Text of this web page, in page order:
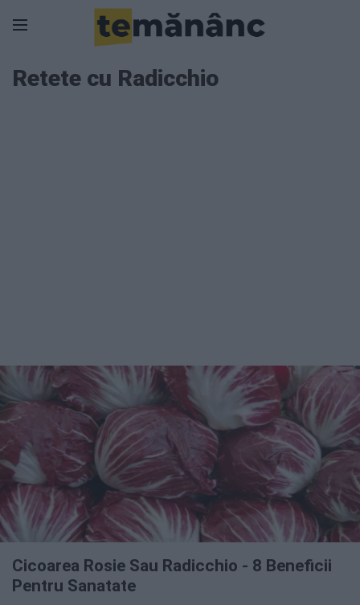
Retete cu Radicchio
Cicoarea Rosie Sau Radicchio - 8 Beneficii
Pentru Sanatate